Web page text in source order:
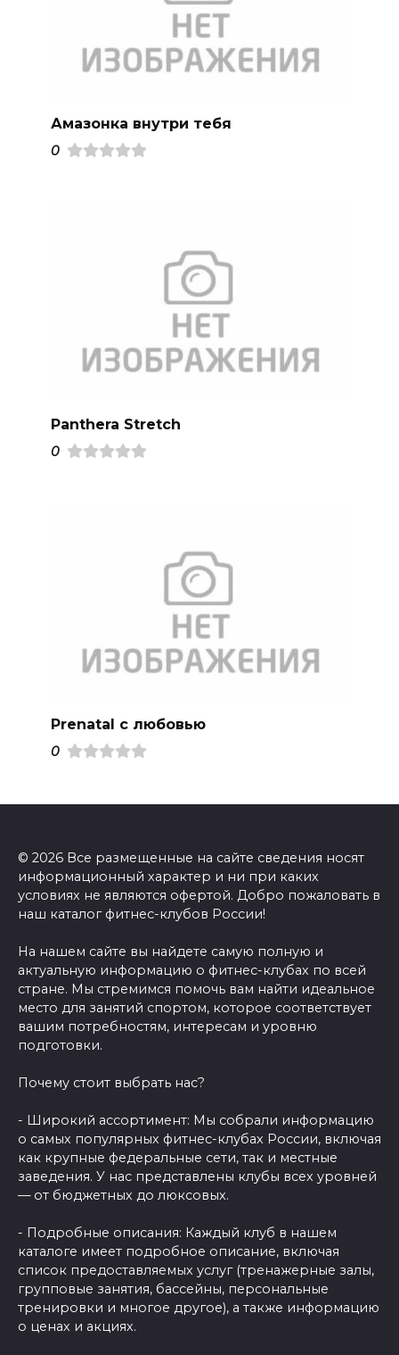
Амазонка внутри тебя
0
Panthera Stretch
0
Prenatal с любовью
0
© 2026 Все размещенные на сайте сведения носят
информационный характер и ни при каких
условиях не являются офертой. Добро пожаловать в
наш каталог фитнес-клубов России!
На нашем сайте вы найдете самую полную и
актуальную информацию о фитнес-клубах по всей
стране. Мы стремимся помочь вам найти идеальное
место для занятий спортом, которое соответствует
вашим потребностям, интересам и уровню
подготовки.
Почему стоит выбрать нас?
- Широкий ассортимент: Мы собрали информацию
о самых популярных фитнес-клубах России, включая
как крупные федеральные сети, так и местные
заведения. У нас представлены клубы всех уровней
— от бюджетных до люксовых.
- Подробные описания: Каждый клуб в нашем
каталоге имеет подробное описание, включая
список предоставляемых услуг (тренажерные залы,
групповые занятия, бассейны, персональные
тренировки и многое другое), а также информацию
о ценах и акциях.